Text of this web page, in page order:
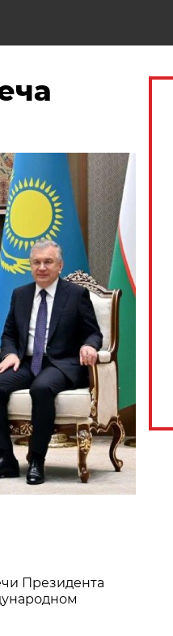
Президента